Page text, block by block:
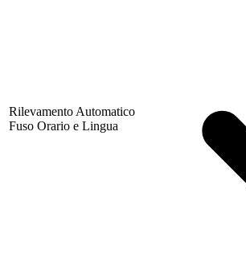
Rilevamento Automatico
Fuso Orario e Lingua